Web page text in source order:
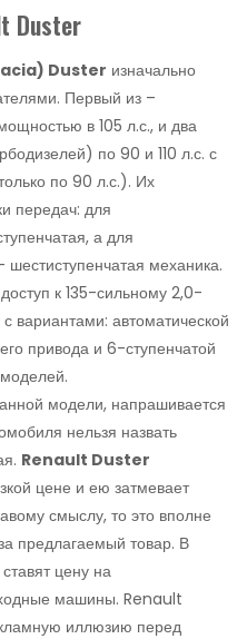
Duster
Duster изначально
Первый из –
в 105 л.с., и два
по 90 и 110 л.с. с
по 90 л.с.). Их
передач: для
а для
механика.
к 135-сильному 2,0-
вариантами: автоматической
привода и 6-ступенчатой
модели, напрашивается
нельзя назвать
Renault Duster
цене и ею затмевает
смыслу, то это вполне
предлагаемый товар. В
цену на
машины. Renault
иллюзию перед